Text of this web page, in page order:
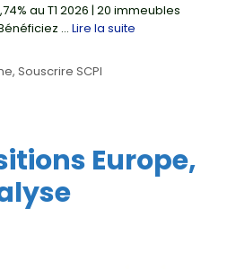
au T1 2026 | 20 immeubles
… Lire la suite
, Souscrire SCPI
Europe,